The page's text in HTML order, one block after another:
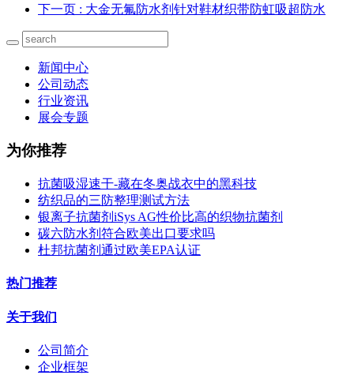
下一页 : 大金无氟防水剂针对鞋材织带防虹吸超防水
新闻中心
公司动态
行业资讯
展会专题
为你推荐
抗菌吸湿速干-藏在冬奥战衣中的黑科技
纺织品的三防整理测试方法
银离子抗菌剂iSys AG性价比高的织物抗菌剂
碳六防水剂符合欧美出口要求吗
杜邦抗菌剂通过欧美EPA认证
热门推荐
关于我们
公司简介
企业框架